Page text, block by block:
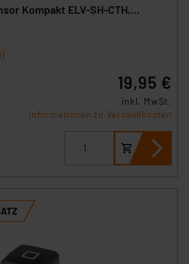
Kompakt ELV-SH-CTH,
IP
19,95 €
inkl. MwSt.
Informationen zu Versandkosten